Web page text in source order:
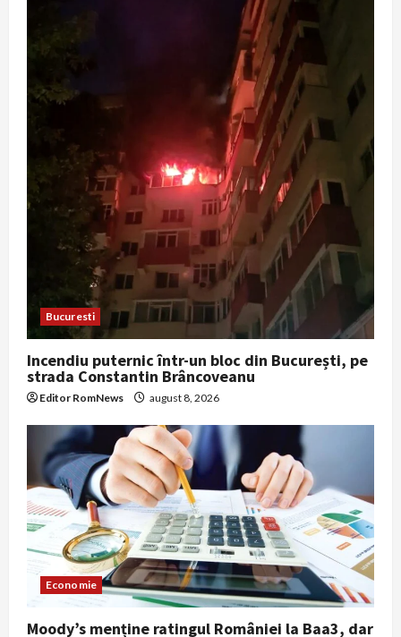
Bucuresti
Incendiu puternic într-un bloc din București, pe
strada Constantin Brâncoveanu
Editor RomNews august 8, 2026
Economie
Moody’s menține ratingul României la Baa3, dar